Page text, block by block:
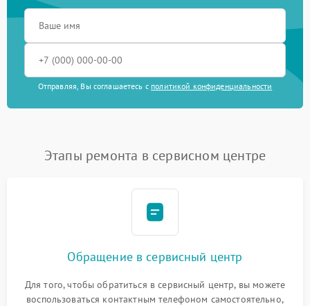
Отправляя, Вы соглашаетесь с политикой конфиденциальности
Этапы ремонта в сервисном центре
Обращение в сервисный центр
Для того, чтобы обратиться в сервисный центр, вы можете
воспользоваться контактным телефоном самостоятельно,